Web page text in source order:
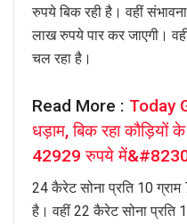
रुपये बिक रही है। वहीं
लाख रुपये पार कर जाएगी।
चल रहा है।
Read More : Today
धड़ाम, बिक रहा कौड़ियों
42929 रुपये
24 कैरेट सोना प्रति 10
है। वहीं 22 कैरेट सोना प्रति